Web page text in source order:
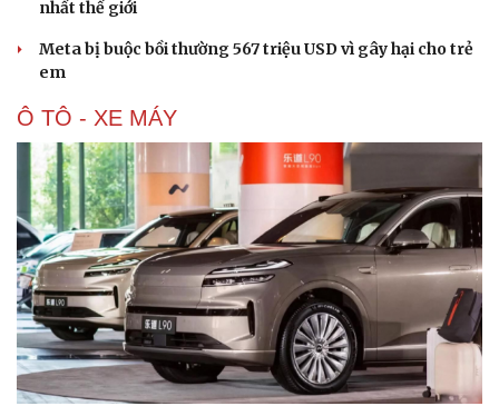
Du lịch
Tư vấn
Săn Tour
check-in
Podcast
Câu chuyện thời sự
Đọc truyện đêm khuya
Cửa sổ tình yêu
Kể chuyện cho bé
Hạt giống tâm hồn
nhất thế giới
Meta bị buộc bồi thường 567 triệu USD vì gây hại cho trẻ
em
Ô TÔ - XE MÁY